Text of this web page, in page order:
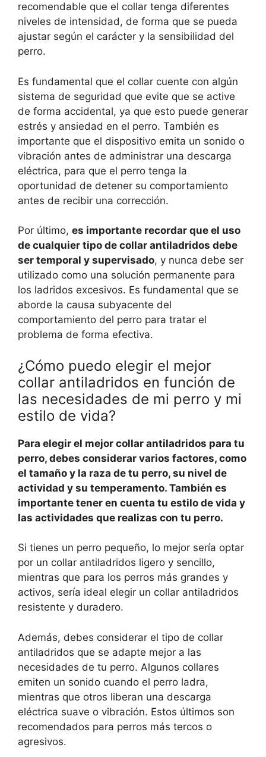
recomendable que el collar tenga diferentes
niveles de intensidad, de forma que se pueda
ajustar según el carácter y la sensibilidad del
perro.
Es fundamental que el collar cuente con algún
sistema de seguridad que evite que se active
de forma accidental, ya que esto puede generar
estrés y ansiedad en el perro. También es
importante que el dispositivo emita un sonido o
vibración antes de administrar una descarga
eléctrica, para que el perro tenga la
oportunidad de detener su comportamiento
antes de recibir una corrección.
Por último, es importante recordar que el uso
de cualquier tipo de collar antiladridos debe
ser temporal y supervisado, y nunca debe ser
utilizado como una solución permanente para
los ladridos excesivos. Es fundamental que se
aborde la causa subyacente del
comportamiento del perro para tratar el
problema de forma efectiva.
¿Cómo puedo elegir el mejor
collar antiladridos en función de
las necesidades de mi perro y mi
estilo de vida?
Para elegir el mejor collar antiladridos para tu
perro, debes considerar varios factores, como
el tamaño y la raza de tu perro, su nivel de
actividad y su temperamento. También es
importante tener en cuenta tu estilo de vida y
las actividades que realizas con tu perro.
Si tienes un perro pequeño, lo mejor sería optar
por un collar antiladridos ligero y sencillo,
mientras que para los perros más grandes y
activos, sería ideal elegir un collar antiladridos
resistente y duradero.
Además, debes considerar el tipo de collar
antiladridos que se adapte mejor a las
necesidades de tu perro. Algunos collares
emiten un sonido cuando el perro ladra,
mientras que otros liberan una descarga
eléctrica suave o vibración. Estos últimos son
recomendados para perros más tercos o
agresivos.